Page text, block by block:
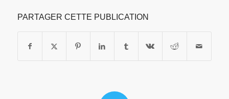
PARTAGER CETTE PUBLICATION